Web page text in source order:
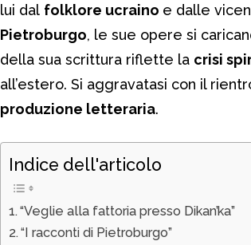
lui dal folklore ucraino e dalle
Pietroburgo, le sue opere si
della sua scrittura riflette la crisi
all’estero. Si aggravatasi con il
produzione letteraria.
Indice dell'articolo
“Veglie alla fattoria presso Dikan’ka”
“I racconti di Pietroburgo”